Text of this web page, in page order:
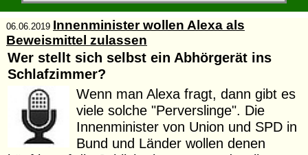
06.06.2019 Innenminister wollen Alexa als
Beweismittel zulassen
Wer stellt sich selbst ein Abhörgerät ins
Schlafzimmer?
Wenn man Alexa fragt, dann gibt es
viele solche "Perverslinge". Die
Innenminister von Union und SPD in
Bund und Länder wollen denen